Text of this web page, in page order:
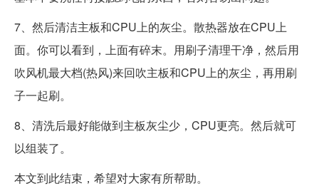
7、然后清洁主板和CPU上的灰尘。散热器放在CPU上
面。你可以看到，上面有碎末。用刷子清理干净，然后用
吹风机最大档(热风)来回吹主板和CPU上的灰尘，再用刷
子一起刷。
8、清洗后最好能做到主板灰尘少，CPU更亮。然后就可
以组装了。
本文到此结束，希望对大家有所帮助。